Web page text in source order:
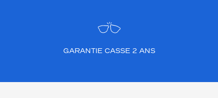
GARANTIE CASSE 2 ANS